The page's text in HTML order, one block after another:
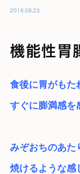
2016.08.23
機能性胃
食後に胃がもた
すぐに膨満感を
みぞおちのあた
焼けるような感